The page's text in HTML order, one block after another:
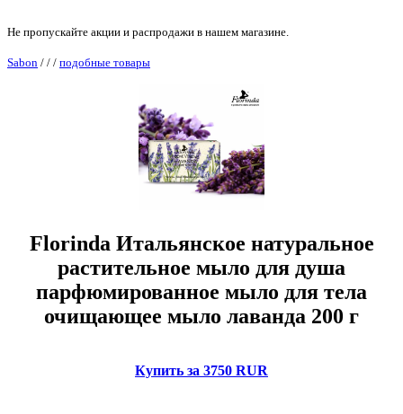
Не пропускайте акции и распродажи в нашем магазине.
Sabon / / / подобные товары
Florinda Итальянское натуральное
растительное мыло для душа
парфюмированное мыло для тела
очищающее мыло лаванда 200 г
Купить за 3750 RUR